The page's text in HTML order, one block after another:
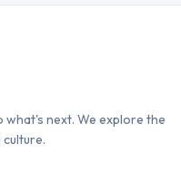
what's next. We explore the